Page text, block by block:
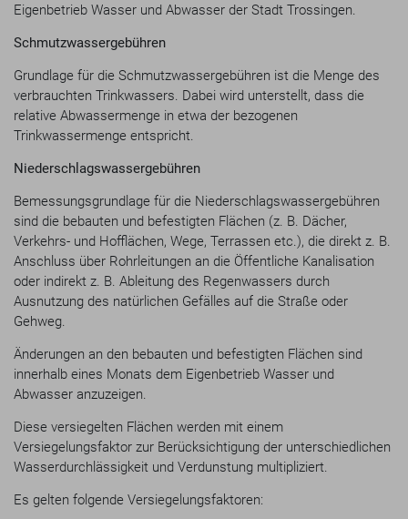
Eigenbetrieb Wasser und Abwasser der Stadt Trossingen.
Schmutzwassergebühren
Grundlage für die Schmutzwassergebühren ist die Menge des
verbrauchten Trinkwassers. Dabei wird unterstellt, dass die
relative Abwassermenge in etwa der bezogenen
Trinkwassermenge entspricht.
Niederschlagswassergebühren
Bemessungsgrundlage für die Niederschlagswassergebühren
sind die bebauten und befestigten Flächen (z. B. Dächer,
Verkehrs- und Hofflächen, Wege, Terrassen etc.), die direkt z. B.
Anschluss über Rohrleitungen an die Öffentliche Kanalisation
oder indirekt z. B. Ableitung des Regenwassers durch
Ausnutzung des natürlichen Gefälles auf die Straße oder
Gehweg.
Änderungen an den bebauten und befestigten Flächen sind
innerhalb eines Monats dem Eigenbetrieb Wasser und
Abwasser anzuzeigen.
Diese versiegelten Flächen werden mit einem
Versiegelungsfaktor zur Berücksichtigung der unterschiedlichen
Wasserdurchlässigkeit und Verdunstung multipliziert.
Es gelten folgende Versiegelungsfaktoren: